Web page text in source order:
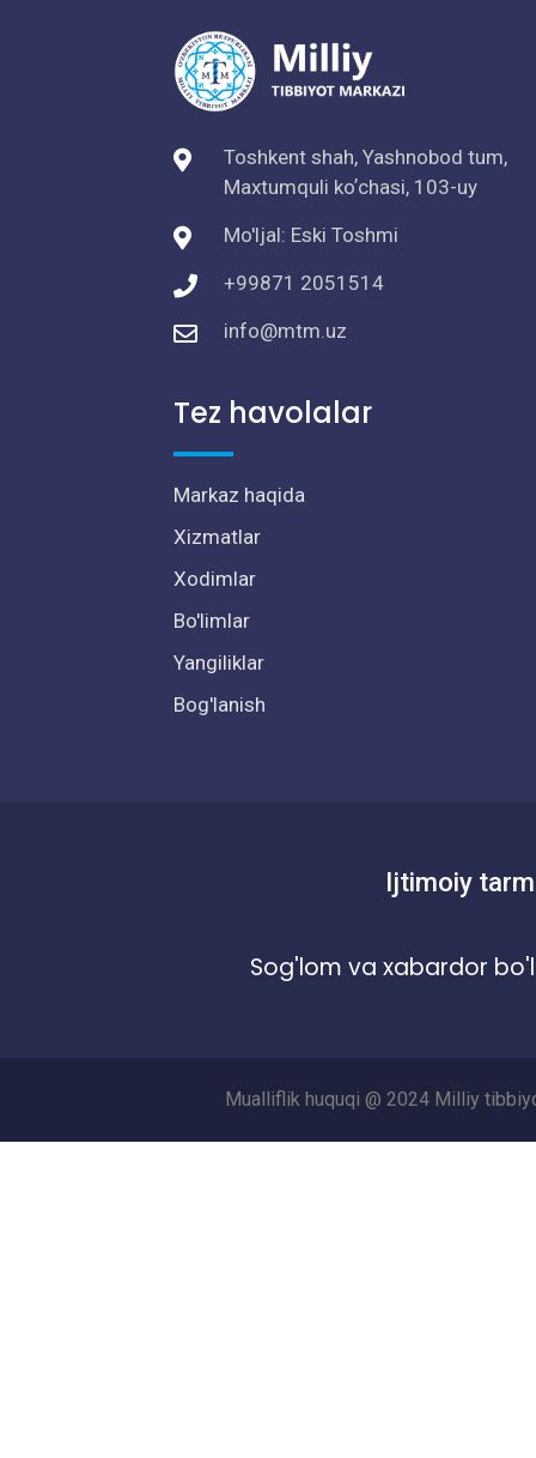
Toshkent shah, Yashnobod tum,
Maxtumquli koʼchasi, 103-uy
Mo'ljal: Eski Toshmi
+99871 2051514
info@mtm.uz
Tez havolalar
Markaz haqida
Xizmatlar
Xodimlar
Bo'limlar
Yangiliklar
Bog'lanish
Ijtimoiy
Sog'lom va xabardor
Mualliflik huquqi @ 2024 Milliy